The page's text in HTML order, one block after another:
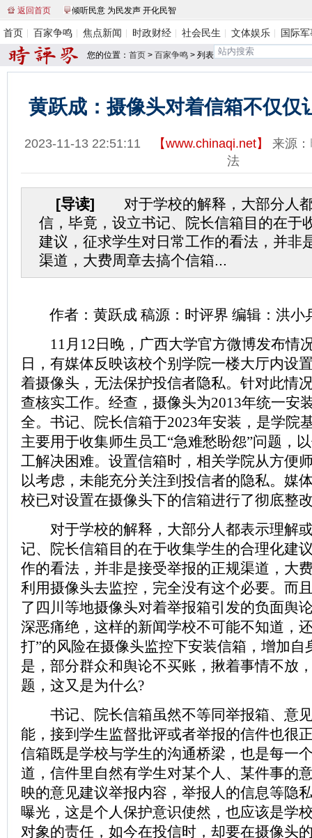
返回首页 倾听民意 为民发声 开化民智
首页 百家争鸣 焦点新闻 时政财经 社会民生 文体娱乐 国际
您的位置： 首页 > 百家争鸣 > 列表
黄跃成：摄像头对着信箱不仅仅
2023-11-13 22:51:11 【www.chinaqi.net】 来源：
法
[导读] 对于学校的解释，大部分人
信，毕竟，设立书记、院长信箱目的在于
建议，征求学生对日常工作的看法，并非
渠道，大费周章去搞个信箱...
作者：黄跃成 稿源：时评界 编辑：洪小
11月12日晚，广西大学官方微博发布情
日，有媒体反映该校个别学院一楼大厅内设
着摄像头，无法保护投信者隐私。针对此情
查核实工作。经查，摄像头为2013年统一安
全。书记、院长信箱于2023年安装，是学院
主要用于收集师生员工“急难愁盼怨”问题，
工解决困难。设置信箱时，相关学院从方便
以考虑，未能充分关注到投信者的隐私。媒
校已对设置在摄像头下的信箱进行了彻底整
对于学校的解释，大部分人都表示理解
记、院长信箱目的在于收集学生的合理化建
作的看法，并非是接受举报的正规渠道，大
利用摄像头去监控，完全没有这个必要。而
了四川等地摄像头对着举报箱引发的负面舆
深恶痛绝，这样的新闻学校不可能不知道，
打”的风险在摄像头监控下安装信箱，增加自
是，部分群众和舆论不买账，揪着事情不放
题，这又是为什么?
书记、院长信箱虽然不等同举报箱、意
能，接到学生监督批评或者举报的信件也很
信箱既是学校与学生的沟通桥梁，也是每一
道，信件里自然有学生对某个人、某件事的
映的意见建议举报内容，举报人的信息等隐
曝光，这是个人保护意识使然，也应该是学
对象的责任，如今在投信时，却要在摄像头